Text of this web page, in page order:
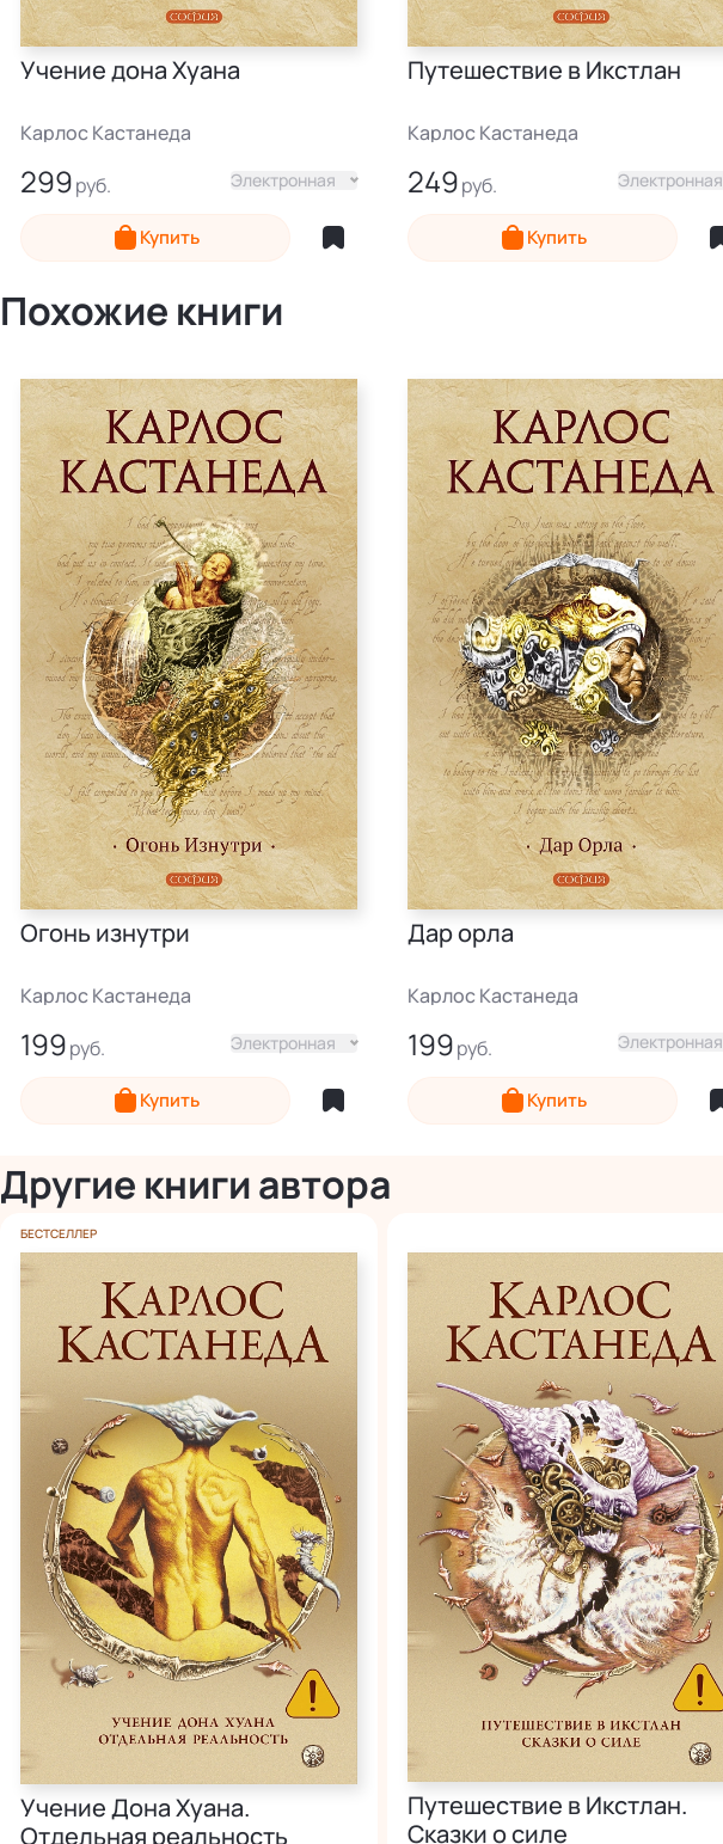
Учение дона Хуана
Карлос Кастанеда
299 Электронная
Купить
Путешествие в Икстлан
Карлос Кастанеда
249 Электронная
Купить
Похожие книги
Огонь изнутри
Карлос Кастанеда
199 Электронная
Купить
Дар орла
Карлос Кастанеда
199 Электронная
Купить
Другие книги автора
БЕСТСЕЛЛЕР
Учение Дона Хуана.
Отдельная реальность
Путешествие в Икстлан.
Сказки о силе